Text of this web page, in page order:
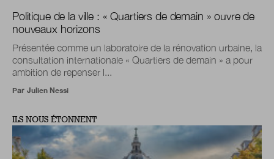
Politique de la ville : « Quartiers de demain » ouvre de
nouveaux horizons
Présentée comme un laboratoire de la rénovation urbaine, la
consultation internationale « Quartiers de demain » a pour
ambition de repenser l...
Par Julien Nessi
ILS NOUS ÉTONNENT